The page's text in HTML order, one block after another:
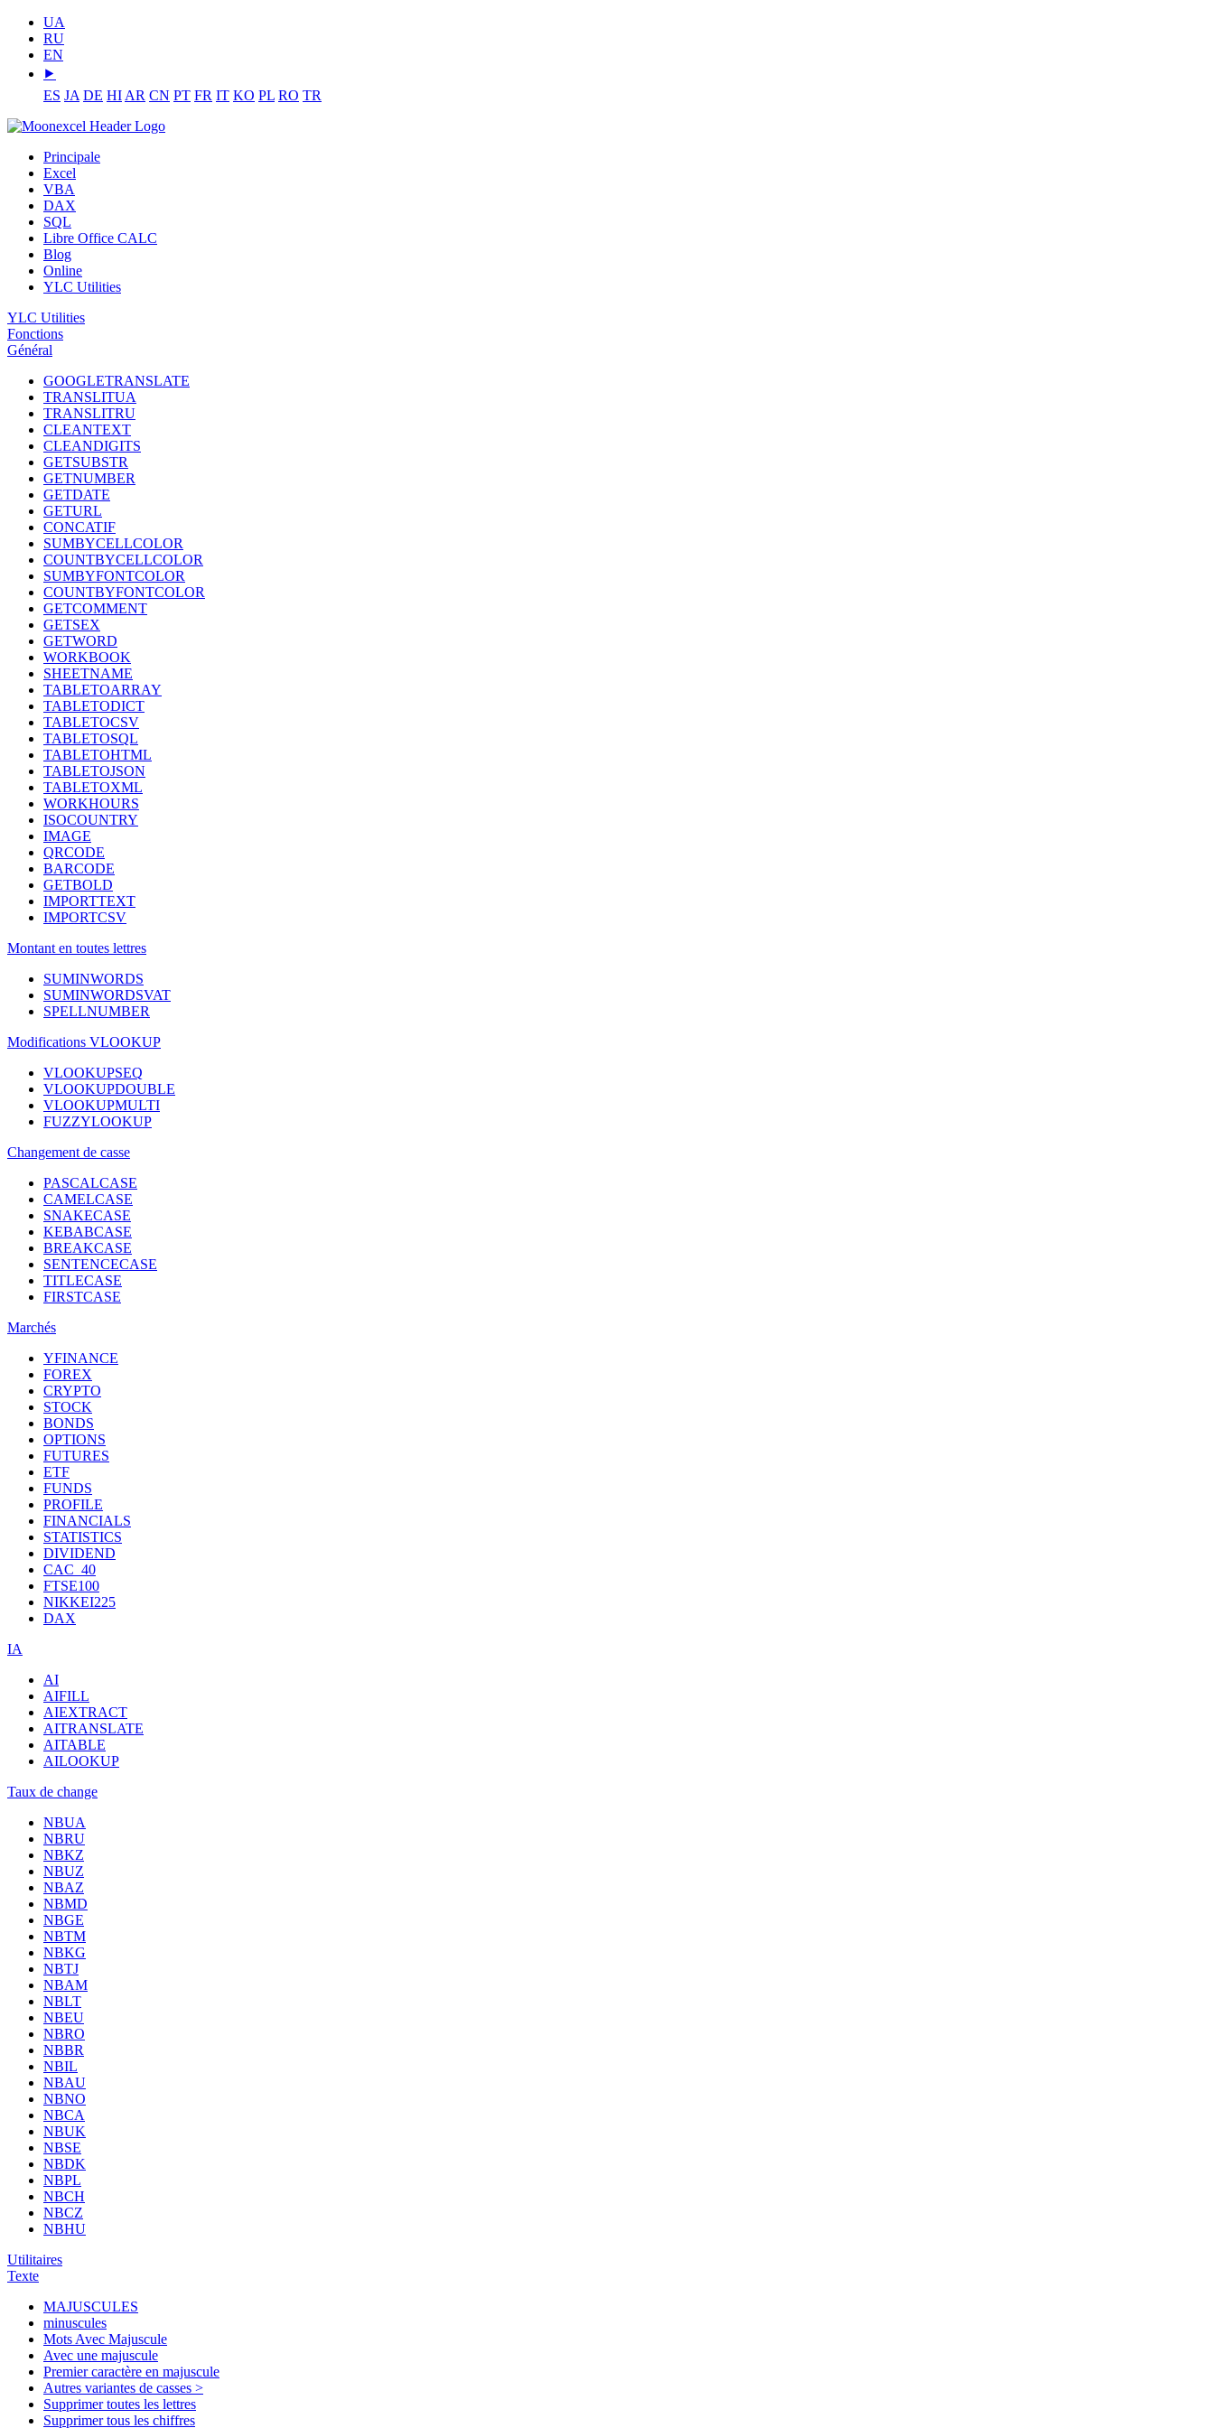
UA
RU
EN
⯈
ES JA DE HI AR CN PT FR IT KO PL RO TR
Principale
Excel
VBA
DAX
SQL
Libre Office CALC
Blog
Online
YLC Utilities
YLC Utilities
Fonctions
Général
GOOGLETRANSLATE
TRANSLITUA
TRANSLITRU
CLEANTEXT
CLEANDIGITS
GETSUBSTR
GETNUMBER
GETDATE
GETURL
CONCATIF
SUMBYCELLCOLOR
COUNTBYCELLCOLOR
SUMBYFONTCOLOR
COUNTBYFONTCOLOR
GETCOMMENT
GETSEX
GETWORD
WORKBOOK
SHEETNAME
TABLETOARRAY
TABLETODICT
TABLETOCSV
TABLETOSQL
TABLETOHTML
TABLETOJSON
TABLETOXML
WORKHOURS
ISOCOUNTRY
IMAGE
QRCODE
BARCODE
GETBOLD
IMPORTTEXT
IMPORTCSV
Montant en toutes lettres
SUMINWORDS
SUMINWORDSVAT
SPELLNUMBER
Modifications VLOOKUP
VLOOKUPSEQ
VLOOKUPDOUBLE
VLOOKUPMULTI
FUZZYLOOKUP
Changement de casse
PASCALCASE
CAMELCASE
SNAKECASE
KEBABCASE
BREAKCASE
SENTENCECASE
TITLECASE
FIRSTCASE
Marchés
YFINANCE
FOREX
CRYPTO
STOCK
BONDS
OPTIONS
FUTURES
ETF
FUNDS
PROFILE
FINANCIALS
STATISTICS
DIVIDEND
CAC_40
FTSE100
NIKKEI225
DAX
IA
AI
AIFILL
AIEXTRACT
AITRANSLATE
AITABLE
AILOOKUP
Taux de change
NBUA
NBRU
NBKZ
NBUZ
NBAZ
NBMD
NBGE
NBTM
NBKG
NBTJ
NBAM
NBLT
NBEU
NBRO
NBBR
NBIL
NBAU
NBNO
NBCA
NBUK
NBSE
NBDK
NBPL
NBCH
NBCZ
NBHU
Utilitaires
Texte
MAJUSCULES
minuscules
Mots Avec Majuscule
Avec une majuscule
Premier caractère en majuscule
Autres variantes de casses >
Supprimer toutes les lettres
Supprimer tous les chiffres